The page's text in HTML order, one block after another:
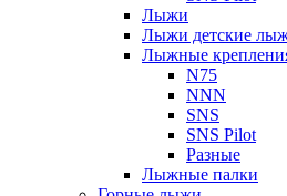
Лыжи
Лыжи детские
Лыжные
N75
NNN
SNS
SNS Pilot
Разные
Лыжные палки